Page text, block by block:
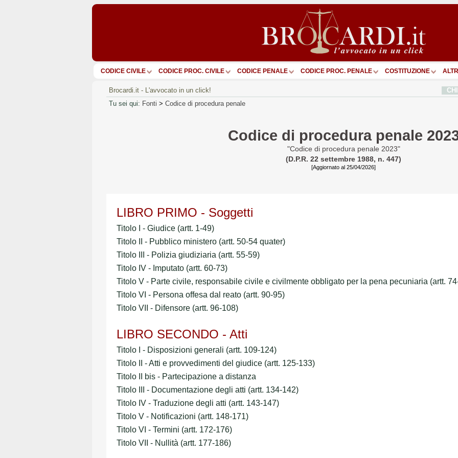
CODICE CIVILE CODICE PROC. CIVILE CODICE PENALE CODICE PROC. PENALE COSTITUZIONE
Brocardi.it - L'avvocato in un click!
Tu sei qui: Fonti > Codice di procedura penale
Codice di procedura penale
"Codice di procedura penale 2023"
(D.P.R. 22 settembre 1988, n. 447)
[Aggiornato al 25/04/2026]
LIBRO PRIMO - Soggetti
Titolo I - Giudice (artt. 1-49)
Titolo II - Pubblico ministero (artt. 50-54 quater)
Titolo III - Polizia giudiziaria (artt. 55-59)
Titolo IV - Imputato (artt. 60-73)
Titolo V - Parte civile, responsabile civile e civilmente obbligato per la pena pecuniaria (artt.
Titolo VI - Persona offesa dal reato (artt. 90-95)
Titolo VII - Difensore (artt. 96-108)
LIBRO SECONDO - Atti
Titolo I - Disposizioni generali (artt. 109-124)
Titolo II - Atti e provvedimenti del giudice (artt. 125-133)
Titolo II bis - Partecipazione a distanza
Titolo III - Documentazione degli atti (artt. 134-142)
Titolo IV - Traduzione degli atti (artt. 143-147)
Titolo V - Notificazioni (artt. 148-171)
Titolo VI - Termini (artt. 172-176)
Titolo VII - Nullità (artt. 177-186)